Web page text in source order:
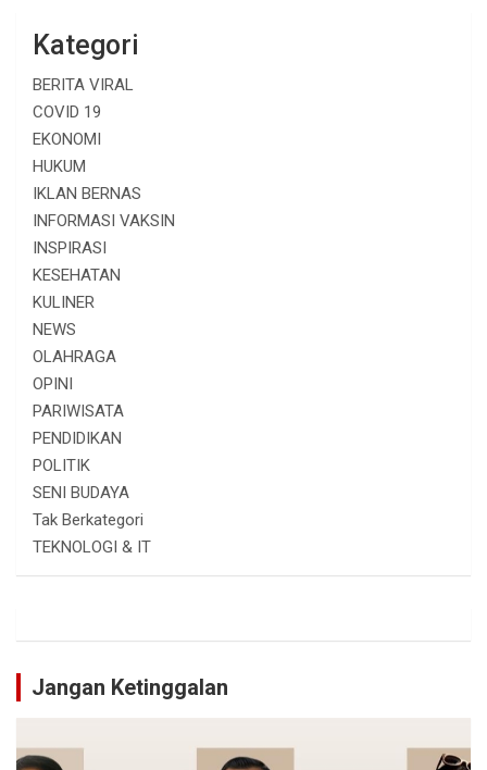
Kategori
BERITA VIRAL
COVID 19
EKONOMI
HUKUM
IKLAN BERNAS
INFORMASI VAKSIN
INSPIRASI
KESEHATAN
KULINER
NEWS
OLAHRAGA
OPINI
PARIWISATA
PENDIDIKAN
POLITIK
SENI BUDAYA
Tak Berkategori
TEKNOLOGI & IT
Jangan Ketinggalan